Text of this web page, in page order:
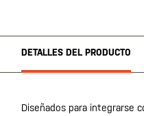
DETALLES DEL PRODUCTO
Diseñados para integrarse